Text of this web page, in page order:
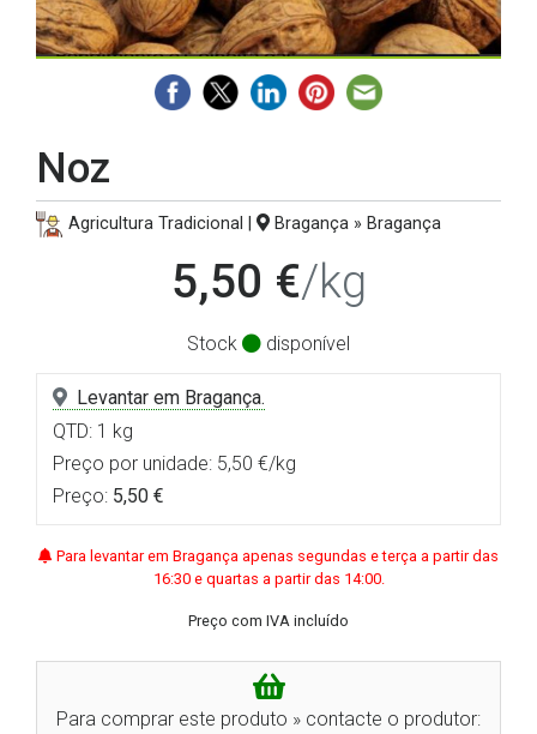
Noz
Agricultura Tradicional | Bragança » Bragança
5,50 €/kg
Stock disponível
Levantar em Bragança.
QTD: 1 kg
Preço por unidade: 5,50 €/kg
Preço: 5,50 €
Para levantar em Bragança apenas segundas e terça a partir das
16:30 e quartas a partir das 14:00.
Preço com IVA incluído
Para comprar este produto » contacte o produtor: